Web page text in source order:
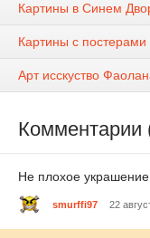
Картины в Синем
Картины с
Арт исскуство
Комментарии
Не плохое
smurffi97 22